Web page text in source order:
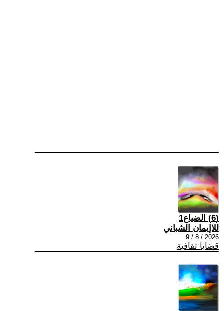
(6) الضياع1
للاإيمان الشباني
2026 / 8 / 9
قضايا ثقافية